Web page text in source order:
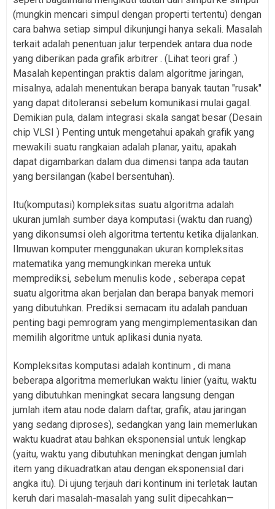
(mungkin mencari simpul dengan properti tertentu) dengan
cara bahwa setiap simpul dikunjungi hanya sekali. Masalah
terkait adalah penentuan jalur terpendek antara dua node
yang diberikan pada grafik arbitrer . (Lihat teori graf .)
Masalah kepentingan praktis dalam algoritme jaringan,
misalnya, adalah menentukan berapa banyak tautan "rusak"
yang dapat ditoleransi sebelum komunikasi mulai gagal.
Demikian pula, dalam integrasi skala sangat besar (Desain
chip VLSI ) Penting untuk mengetahui apakah grafik yang
mewakili suatu rangkaian adalah planar, yaitu, apakah
dapat digambarkan dalam dua dimensi tanpa ada tautan
yang bersilangan (kabel bersentuhan).
Itu(komputasi) kompleksitas suatu algoritma adalah
ukuran jumlah sumber daya komputasi (waktu dan ruang)
yang dikonsumsi oleh algoritma tertentu ketika dijalankan.
Ilmuwan komputer menggunakan ukuran kompleksitas
matematika yang memungkinkan mereka untuk
memprediksi, sebelum menulis kode , seberapa cepat
suatu algoritma akan berjalan dan berapa banyak memori
yang dibutuhkan. Prediksi semacam itu adalah panduan
penting bagi pemrogram yang mengimplementasikan dan
memilih algoritme untuk aplikasi dunia nyata.
Kompleksitas komputasi adalah kontinum , di mana
beberapa algoritma memerlukan waktu linier (yaitu, waktu
yang dibutuhkan meningkat secara langsung dengan
jumlah item atau node dalam daftar, grafik, atau jaringan
yang sedang diproses), sedangkan yang lain memerlukan
waktu kuadrat atau bahkan eksponensial untuk lengkap
(yaitu, waktu yang dibutuhkan meningkat dengan jumlah
item yang dikuadratkan atau dengan eksponensial dari
angka itu). Di ujung terjauh dari kontinum ini terletak lautan
keruh dari masalah-masalah yang sulit dipecahkan—